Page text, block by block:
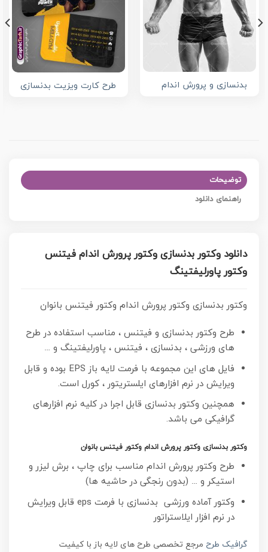
بدنسازی و پرورش اندام طرح کارت ویزیت بدنسازی
توضیحات
راهنمای دانلود
دانلود وکتور بدنسازی وکتور پرورش اندام فیتنس
وکتور پاورلیفتینگ
وکتور بدنسازی وکتور پرورش اندام وکتور فیتنس بانوان
طرح وکتور بدنسازی و فیتنس ، مناسب استفاده در طرح
های ورزشی ، بدنسازی ، فیتنس ، پاورلیفتینگ و …
فایل های این مجموعه با فرمت لایه باز EPS بوده و قابل
ویرایش در نرم افزارهای ایلستریتور ، کورل است.
همچنین وکتور بدنسازی قابل اجرا در کلیه نرم افزارهای
گرافیکی می باشد.
وکتور بدنسازی وکتور پرورش اندام وکتور فیتنس بانوان
طرح وکتور پرورش اندام مناسب برای چاپ ، برش لیزر و
استیکر و … (بدون رنجگی در حاشیه ها)
وکتور آماده ورزشی بدنسازی با فرمت eps قابل ویرایش
در نرم افزار ایلاستراتور
گرافیک طرح مرجع تخصصی طرح های لایه باز با کیفیت